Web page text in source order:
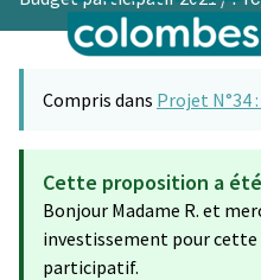
Compris dans Projet N°34
Cette proposition a
Bonjour Madame R. et
investissement pour
participatif.